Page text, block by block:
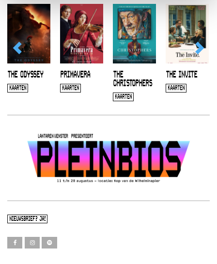
THE ODYSSEY
KAARTEN
PRIMAVERA
KAARTEN
THE
CHRISTOPHERS
KAARTEN
THE INVITE
KAARTEN
NIEUWSBRIEF? JA!